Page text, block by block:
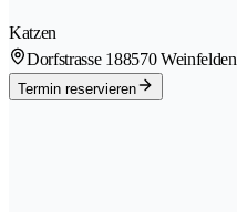
Katzen
Dorfstrasse 188570 Weinfelden
Termin reservieren